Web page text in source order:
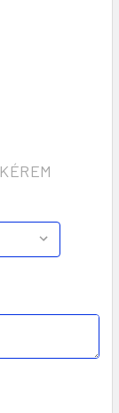
KÉREM